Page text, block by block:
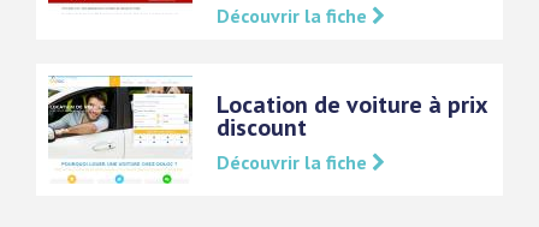
Découvrir la fiche
Location de voiture à prix
discount
Découvrir la fiche